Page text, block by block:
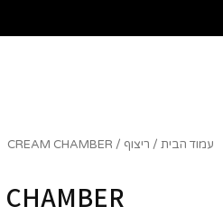
הַמְּסַיַּעַת
עמוד הבית / ריצוף / CREAM CHAMBER